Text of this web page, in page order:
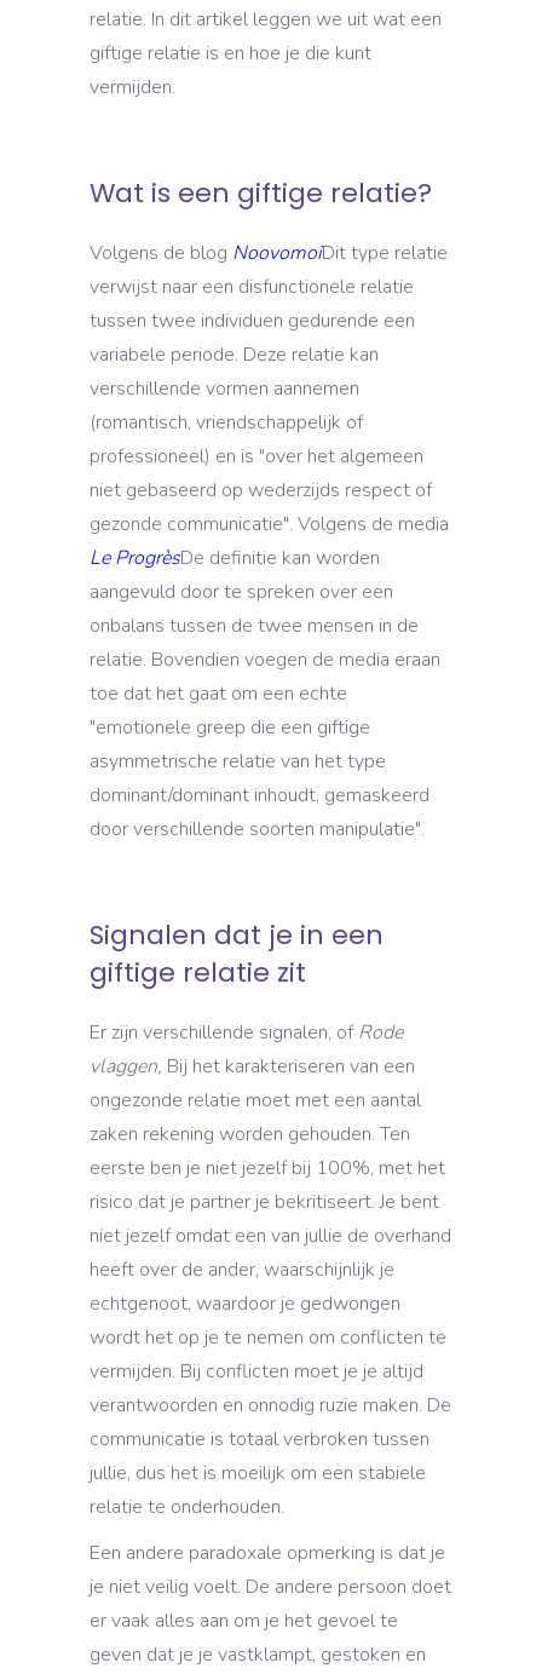
relatie. In dit artikel leggen we uit wat een
giftige relatie is en hoe je die kunt
vermijden.
Wat is een giftige relatie?
Volgens de blog NoovomoiDit type relatie
verwijst naar een disfunctionele relatie
tussen twee individuen gedurende een
variabele periode. Deze relatie kan
verschillende vormen aannemen
(romantisch, vriendschappelijk of
professioneel) en is "over het algemeen
niet gebaseerd op wederzijds respect of
gezonde communicatie". Volgens de media
Le ProgrèsDe definitie kan worden
aangevuld door te spreken over een
onbalans tussen de twee mensen in de
relatie. Bovendien voegen de media eraan
toe dat het gaat om een echte
"emotionele greep die een giftige
asymmetrische relatie van het type
dominant/dominant inhoudt, gemaskeerd
door verschillende soorten manipulatie".
Signalen dat je in een
giftige relatie zit
Er zijn verschillende signalen, ofRode
vlaggen, Bij het karakteriseren van een
ongezonde relatie moet met een aantal
zaken rekening worden gehouden. Ten
eerste ben je niet jezelf bij 100%, met het
risico dat je partner je bekritiseert. Je bent
niet jezelf omdat een van jullie de overhand
heeft over de ander, waarschijnlijk je
echtgenoot, waardoor je gedwongen
wordt het op je te nemen om conflicten te
vermijden. Bij conflicten moet je je altijd
verantwoorden en onnodig ruzie maken. De
communicatie is totaal verbroken tussen
jullie, dus het is moeilijk om een stabiele
relatie te onderhouden.
Een andere paradoxale opmerking is dat je
je niet veilig voelt. De andere persoon doet
er vaak alles aan om je het gevoel te
geven dat je je vastklampt, gestoken en